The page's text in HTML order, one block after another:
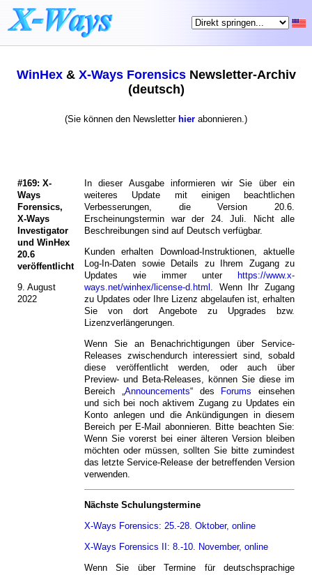
WinHex& X-Ways ForensicsNewsletter-Archiv
(deutsch)
(Sie können den Newsletter hier abonnieren.)
#169: X-
Ways
Forensics,
X-Ways
Investigator
und WinHex
20.6
veröffentlicht
9. August
2022
In dieser Ausgabe informieren wir Sie über ein
weiteres Update mit einigen beachtlichen
Verbesserungen, die Version 20.6.
Erscheinungstermin war der 24. Juli. Nicht alle
Beschreibungen sind auf Deutsch verfügbar.
Kunden erhalten Download-Instruktionen, aktuelle
Log-In-Daten sowie Details zu Ihrem Zugang zu
Updates wie immer unter
https://www.x-
ways.net/winhex/license-d.html . Wenn Ihr Zugang
zu Updates oder Ihre Lizenz abgelaufen ist, erhalten
Sie von dort Angebote zu Upgrades bzw.
Lizenzverlängerungen.
Wenn Sie an Benachrichtigungen über Service-
Releases zwischendurch interessiert sind, sobald
diese veröffentlicht werden, oder auch über
Preview- und Beta-Releases, können Sie diese im
Bereich „Announcements“ des Forums einsehen
und sich bei noch aktivem Zugang zu Updates ein
Konto anlegen und die Ankündigungen in diesem
Bereich per E-Mail abonnieren. Bitte beachten Sie:
Wenn Sie vorerst bei einer älteren Version bleiben
möchten oder müssen, sollten Sie bitte zumindest
das letzte Service-Release der betreffenden Version
verwenden.
Nächste Schulungstermine
X-Ways Forensics: 25.-28. Oktober, online
X-Ways Forensics II: 8.-10. November, online
Wenn Sie über Termine für deutschsprachige